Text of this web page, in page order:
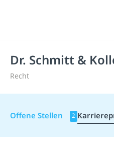
Dr. Schmitt &
Recht
Offene Stellen 2